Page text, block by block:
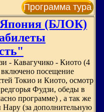
Программа тура
Япония (БЛОК)
- Кавагучико - Киото (4
посещение
Токио и Киото, осмотр
Фудзи, обеды в
программе) , а так же
Нару (за дополнительную